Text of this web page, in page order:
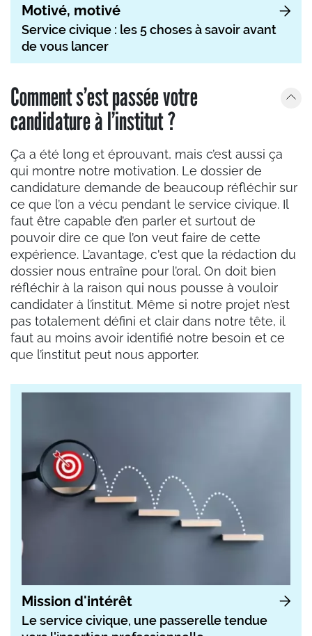
Motivé, motivé
Service civique : les 5 choses à savoir avant
de vous lancer
Comment s’est passée votre
candidature à l’institut ?
Ça a été long et éprouvant, mais c’est aussi ça
qui montre notre motivation. Le dossier de
candidature demande de beaucoup réfléchir sur
ce que l’on a vécu pendant le service civique. Il
faut être capable d’en parler et surtout de
pouvoir dire ce que l’on veut faire de cette
expérience. L’avantage, c'est que la rédaction du
dossier nous entraîne pour l’oral. On doit bien
réfléchir à la raison qui nous pousse à vouloir
candidater à l’institut. Même si notre projet n’est
pas totalement défini et clair dans notre tête, il
faut au moins avoir identifié notre besoin et ce
que l’institut peut nous apporter.
Mission d'intérêt
Le service civique, une passerelle tendue